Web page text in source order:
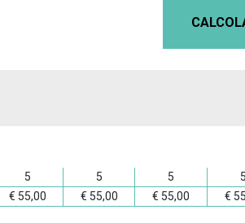
5 5 5 5
€ 55,00 € 55,00 € 55,00 €